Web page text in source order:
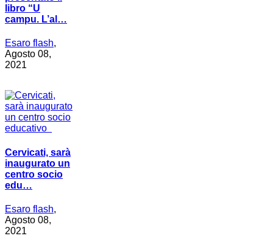
libro “U
campu. L’al…
Esaro flash,
Agosto 08,
2021
Cervicati, sarà
inaugurato un
centro socio
edu…
Esaro flash,
Agosto 08,
2021